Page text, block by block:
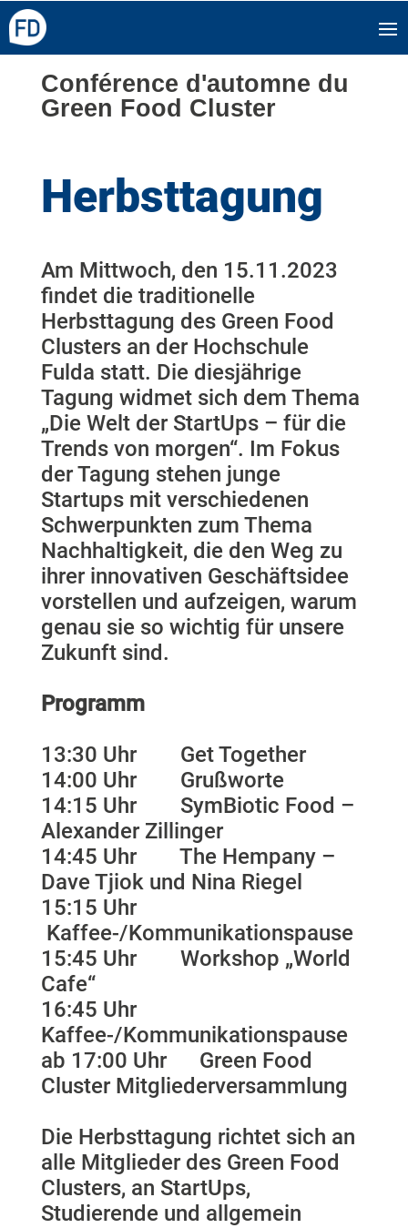
Conférence d'automne du
Green Food Cluster
Herbsttagung
Am Mittwoch, den 15.11.2023
findet die traditionelle
Herbsttagung des Green Food
Clusters an der Hochschule
Fulda statt. Die diesjährige
Tagung widmet sich dem Thema
„Die Welt der StartUps – für die
Trends von morgen“. Im Fokus
der Tagung stehen junge
Startups mit verschiedenen
Schwerpunkten zum Thema
Nachhaltigkeit, die den Weg zu
ihrer innovativen Geschäftsidee
vorstellen und aufzeigen, warum
genau sie so wichtig für unsere
Zukunft sind.
Programm
13:30 Uhr Get Together
14:00 Uhr Grußworte
14:15 Uhr SymBiotic Food –
Alexander Zillinger
14:45 Uhr The Hempany –
Dave Tjiok und Nina Riegel
15:15 Uhr
Kaffee-/Kommunikationspause
15:45 Uhr Workshop „World
Cafe“
16:45 Uhr
Kaffee-/Kommunikationspause
ab 17:00 Uhr Green Food
Cluster Mitgliederversammlung
Die Herbsttagung richtet sich an
alle Mitglieder des Green Food
Clusters, an StartUps,
Studierende und allgemein